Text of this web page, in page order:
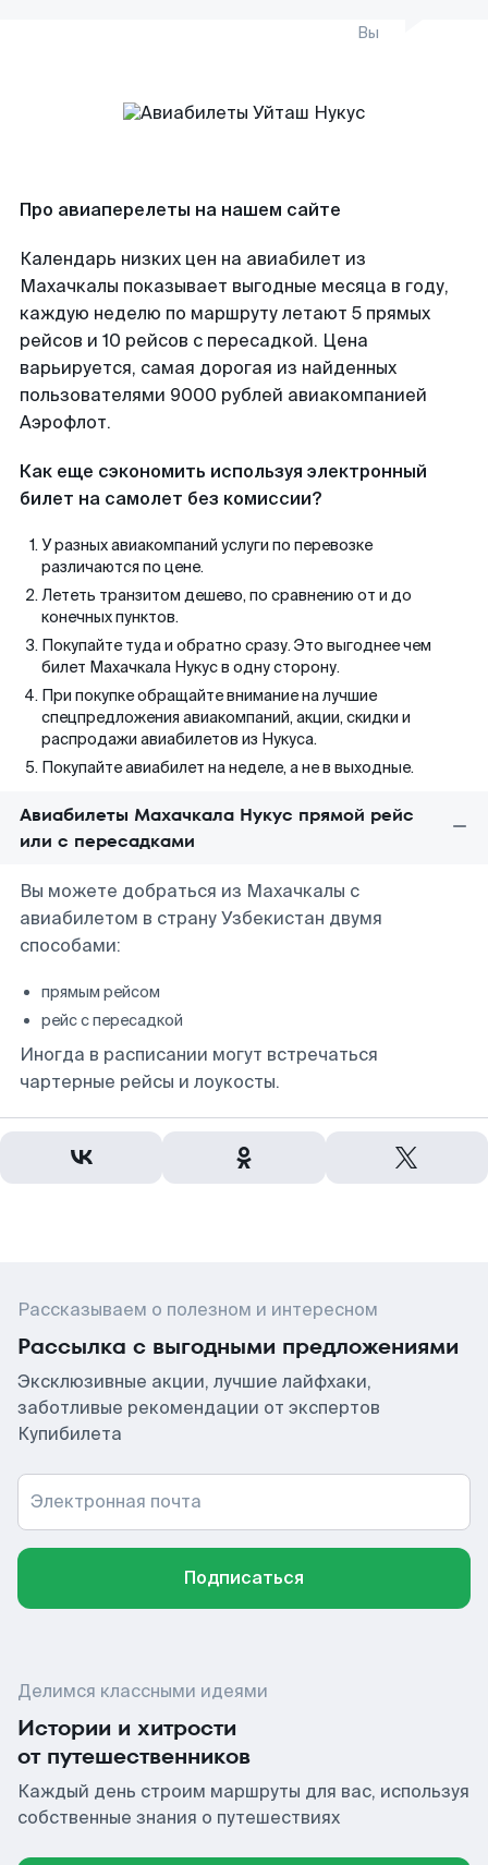
Вы
Про авиаперелеты на нашем сайте
Календарь низких цен на авиабилет из
Махачкалы показывает выгодные месяца в году,
каждую неделю по маршруту летают 5 прямых
рейсов и 10 рейсов с пересадкой. Цена
варьируется, самая дорогая из найденных
пользователями 9000 рублей авиакомпанией
Аэрофлот.
Как еще сэкономить используя электронный
билет на самолет без комиссии?
У разных авиакомпаний услуги по перевозке
различаются по цене.
Лететь транзитом дешево, по сравнению от и до
конечных пунктов.
Покупайте туда и обратно сразу. Это выгоднее чем
билет Махачкала Нукус в одну сторону.
При покупке обращайте внимание на лучшие
спецпредложения авиакомпаний, акции, скидки и
распродажи авиабилетов из Нукуса.
Покупайте авиабилет на неделе, а не в выходные.
Авиабилеты Махачкала Нукус прямой рейс
или с пересадками
Вы можете добраться из Махачкалы с
авиабилетом в страну Узбекистан двумя
способами:
прямым рейсом
рейс с пересадкой
Иногда в расписании могут встречаться
чартерные рейсы и лоукосты.
Рассказываем о полезном и интересном
Рассылка с выгодными предложениями
Эксклюзивные акции, лучшие лайфхаки,
заботливые рекомендации от экспертов
Купибилета
Электронная почта
Подписаться
Делимся классными идеями
Истории и хитрости
от путешественников
Каждый день строим маршруты для вас, используя
собственные знания о путешествиях